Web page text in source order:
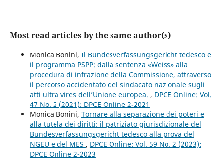
Most read articles by the same author(s)
Monica Bonini, Il Bundesverfassungsgericht tedesco e
il programma PSPP: dalla sentenza «Weiss» alla
procedura di infrazione della Commissione, attraverso
il percorso accidentato del sindacato nazionale sugli
atti ultra vires dell’Unione europea. , DPCE Online: Vol.
47 No. 2 (2021): DPCE Online 2-2021
Monica Bonini, Tornare alla separazione dei poteri e
alla tutela dei diritti: il patriziato giurisdizionale del
Bundesverfassungsgericht tedesco alla prova del
NGEU e del MES , DPCE Online: Vol. 59 No. 2 (2023):
DPCE Online 2-2023